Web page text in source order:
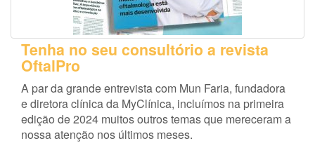
Tenha no seu consultório a revista
OftalPro
A par da grande entrevista com Mun Faria, fundadora
e diretora clínica da MyClínica, incluímos na primeira
edição de 2024 muitos outros temas que mereceram a
nossa atenção nos últimos meses.